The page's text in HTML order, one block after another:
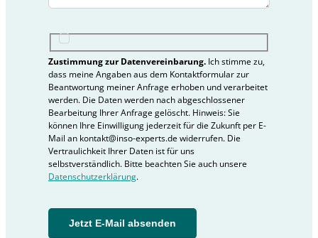
Zustimmung zur Datenvereinbarung.Ich stimme zu,
dass meine Angaben aus dem Kontaktformular zur
Beantwortung meiner Anfrage erhoben und verarbeitet
werden. Die Daten werden nach abgeschlossener
Bearbeitung Ihrer Anfrage gelöscht. Hinweis: Sie
können Ihre Einwilligung jederzeit für die Zukunft per E-
Mail an kontakt@inso-experts.de widerrufen. Die
Vertraulichkeit Ihrer Daten ist für uns
selbstverständlich. Bitte beachten Sie auch unsere
Datenschutzerklärung.
Jetzt E-Mail absenden